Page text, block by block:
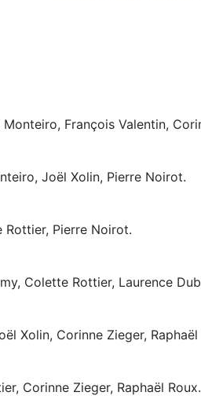
François Valentin,
Joël Xolin, Pierre Noirot.
Rottier, Pierre Noirot.
Colette Rottier, Laurence
Xolin, Corinne Zieger, Raphaël
Corinne Zieger, Raphaël Roux.